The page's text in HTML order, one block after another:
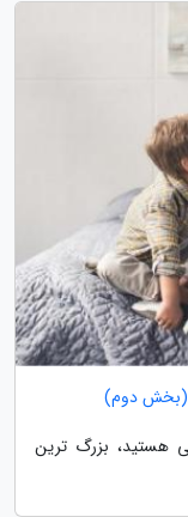
هستید، بزرگ ترین